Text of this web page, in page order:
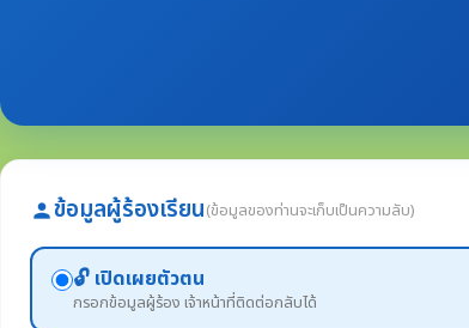
personข้อมูลผู้ร้องเรียน(ข้อมูลของท่านจะเก็บเป็นความลับ)
🔓 เปิดเผยตัวตน
กรอกข้อมูลผู้ร้อง เจ้าหน้าที่ติดต่อกลับได้